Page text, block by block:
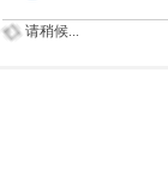
请稍候...